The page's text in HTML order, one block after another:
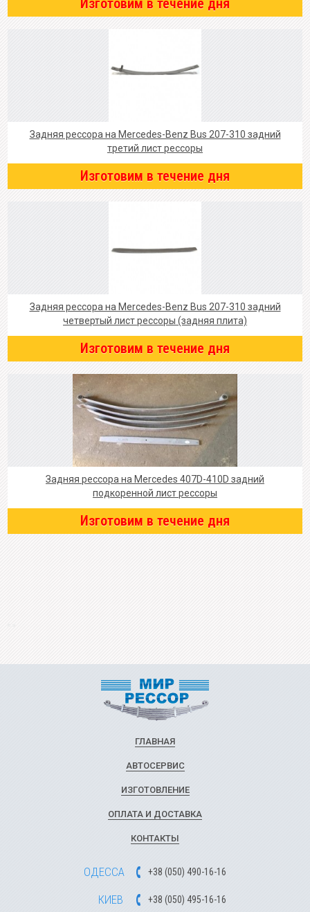
Изготовим в течение дня
Задняя рессора на Mercedes-Benz Bus 207-310 задний
третий лист рессоры
Изготовим в течение дня
Задняя рессора на Mercedes-Benz Bus 207-310 задний
четвертый лист рессоры (задняя плита)
Изготовим в течение дня
Задняя рессора на Mercedes 407D-410D задний
подкоренной лист рессоры
Изготовим в течение дня
ГЛАВНАЯ
АВТОСЕРВИС
ИЗГОТОВЛЕНИЕ
ОПЛАТА И ДОСТАВКА
КОНТАКТЫ
ОДЕССА +38 (050) 490-16-16
КИЕВ +38 (050) 495-16-16